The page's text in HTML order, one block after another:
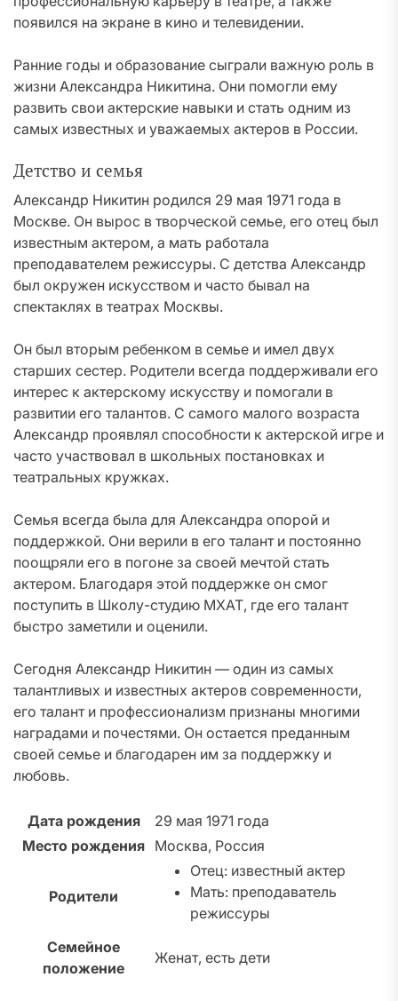
появился на экране в кино и телевидении.
Ранние годы и образование сыграли важную роль в
жизни Александра Никитина. Они помогли ему
развить свои актерские навыки и стать одним из
самых известных и уважаемых актеров в России.
Детство и семья
Александр Никитин родился 29 мая 1971 года в
Москве. Он вырос в творческой семье, его отец был
известным актером, а мать работала
преподавателем режиссуры. С детства Александр
был окружен искусством и часто бывал на
спектаклях в театрах Москвы.
Он был вторым ребенком в семье и имел двух
старших сестер. Родители всегда поддерживали его
интерес к актерскому искусству и помогали в
развитии его талантов. С самого малого возраста
Александр проявлял способности к актерской игре и
часто участвовал в школьных постановках и
театральных кружках.
Семья всегда была для Александра опорой и
поддержкой. Они верили в его талант и постоянно
поощряли его в погоне за своей мечтой стать
актером. Благодаря этой поддержке он смог
поступить в Школу-студию МХАТ, где его талант
быстро заметили и оценили.
Сегодня Александр Никитин — один из самых
талантливых и известных актеров современности,
его талант и профессионализм признаны многими
наградами и почестями. Он остается преданным
своей семье и благодарен им за поддержку и
любовь.
Дата рождения
29 мая 1971 года
Место рождения Москва, Россия
Родители
Отец: известный актер
Мать: преподаватель
режиссуры
Семейное
положение
Женат, есть дети